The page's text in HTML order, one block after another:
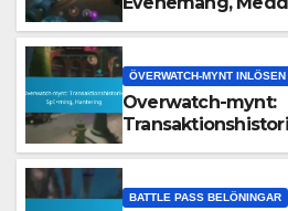
ÖVERWATCH-MYNT INLÖSEN
Overwatch-mynt:
BATTLE PASS BELÖNINGAR